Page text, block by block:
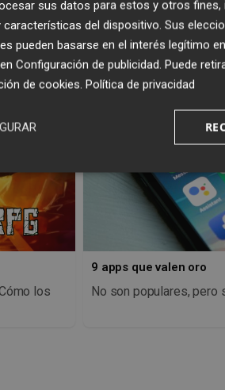
los
9 apps que valen oro
No son populares, pero
sus datos para estos y otros
características del dispositivo. Sus
pueden basarse en el interés legítimo
Configuración de publicidad. Puede
de cookies. Política de privacidad